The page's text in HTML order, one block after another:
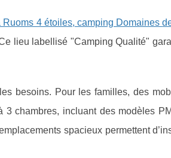
Ruoms 4 étoiles, camping Domaines
lieu labellisé "Camping Qualité"
besoins. Pour les familles, des
chambres, incluant des modèles
spacieux permettent